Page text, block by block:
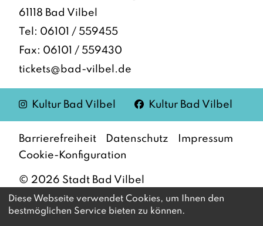
61118 Bad Vilbel
Tel: 06101 / 559455
Fax: 06101 / 559430
tickets@bad-vilbel.de
Instagram
Kultur Bad Vilbel Facebook
Kultur Bad Vilbel
© 2026 Stadt Bad Vilbel
Barrierefreiheit Datenschutz
Impressum
Cookie-Konfiguration
Diese Webseite verwendet Cookies, um Ihnen den
bestmöglichen Service bieten zu können.